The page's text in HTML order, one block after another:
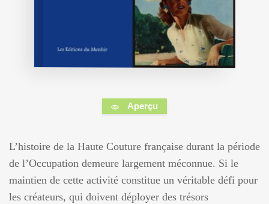
Aperçu
L’histoire de la Haute Couture française durant la période
de l’Occupation demeure largement méconnue. Si le
maintien de cette activité constitue un véritable défi pour
les créateurs, qui doivent déployer des trésors